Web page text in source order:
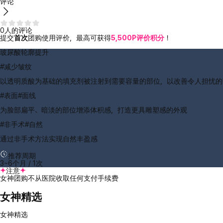
评论
0人的评论
提交首次团购使用评价，最高可获得5,500P评价积分 ！
玻尿酸轮廓提升
#减少皱纹
以透明质酸为基础的填充剂被注射到需要容量的部位，以改善令人担忧
#表面#面线
为脸部扁平、暗淡的部位增添体积感，打造更具雕塑感的外观
#非手术#自然
通过非手术方法实现自然丰盈感
推荐周期
3~6个月 / 1次
注意
女神团购不从医院收取任何支付手续费
女神精选
女神精选